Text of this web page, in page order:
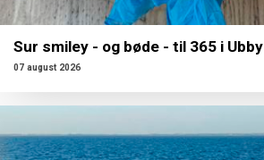
Sur smiley - og bøde - til 365 i Ubby
07 august 2026